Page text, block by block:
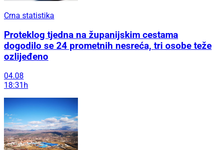
Crna statistika
Proteklog tjedna na županijskim cestama
dogodilo se 24 prometnih nesreća, tri osobe teže
ozlijeđeno
04.08
18:31h